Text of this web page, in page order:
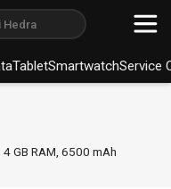
TabletSmartwatchService
GB RAM 6500 mAh